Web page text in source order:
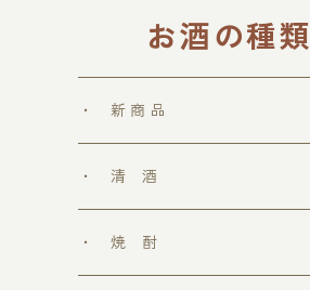
お酒の種類
・ 新 商 品
・ 清 酒
勝鷹
・ 焼 酎